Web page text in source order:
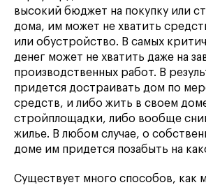
высокий бюджет на покупку или
дома, им может не хватить
или обустройство. В самых
денег может не хватить даже на
производственных работ. В
придется достраивать дом по
средств, и либо жить в своем
стройплощадки, либо вообще
жилье. В любом случае, о
доме им придется позабыть на
Существует много способов, как